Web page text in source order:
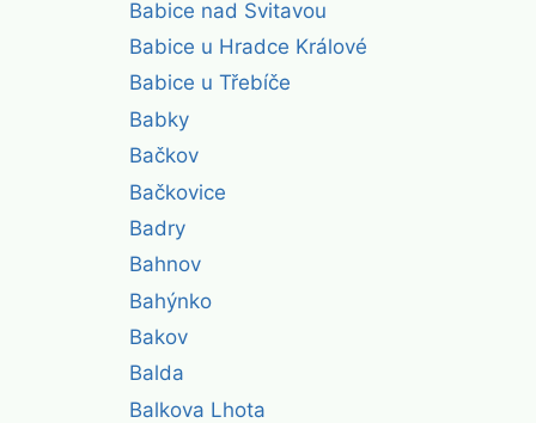
Babice nad Svitavou
Babice u Hradce Králové
Babice u Třebíče
Babky
Bačkov
Bačkovice
Badry
Bahnov
Bahýnko
Bakov
Balda
Balkova Lhota